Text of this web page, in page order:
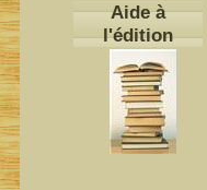
Aide à
l'édition